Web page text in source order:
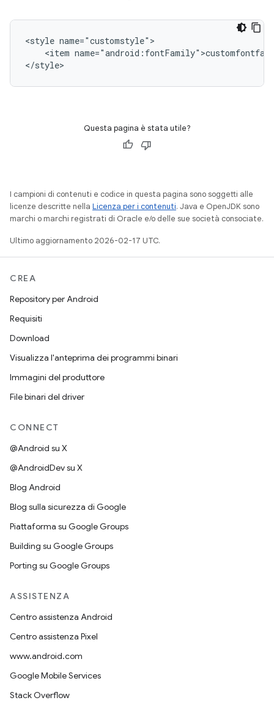
<style name="customstyle">
<item
</style>
Questa pagina è stata utile?
I campioni di contenuti e codice in questa pagina sono soggetti alle
licenze descritte nella Licenza per i contenuti. Java e OpenJDK sono
marchi o marchi registrati di Oracle e/o delle sue società consociate.
Ultimo aggiornamento 2026-02-17 UTC.
CREA
Repository per Android
Requisiti
Download
Visualizza l'anteprima dei programmi binari
Immagini del produttore
File binari del driver
CONNECT
@Android su X
@AndroidDev su X
Blog Android
Blog sulla sicurezza di Google
Piattaforma su Google Groups
Building su Google Groups
Porting su Google Groups
ASSISTENZA
Centro assistenza Android
Centro assistenza Pixel
www.android.com
Google Mobile Services
Stack Overflow